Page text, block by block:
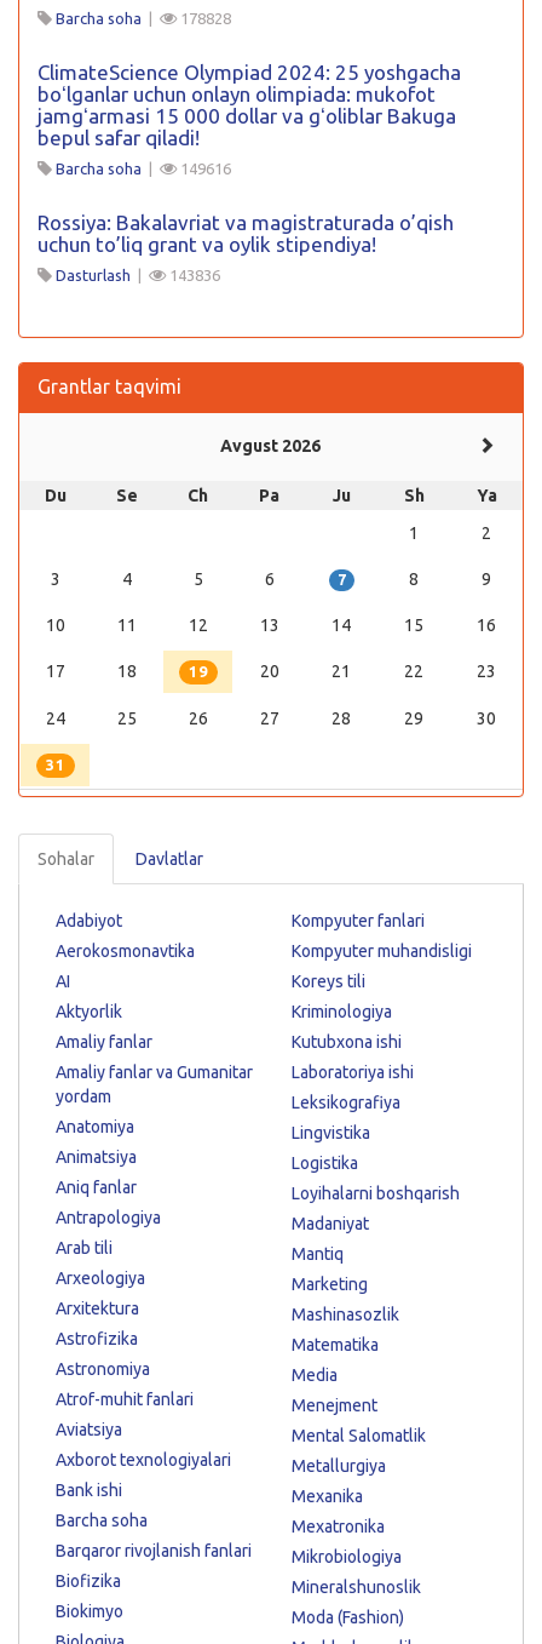
Barcha soha | 178828
ClimateScience Olympiad 2024: 25 yoshgacha
boʻlganlar uchun onlayn olimpiada: mukofot
jamgʻarmasi 15 000 dollar va gʻoliblar Bakuga
bepul safar qiladi!
Barcha soha | 149616
Rossiya: Bakalavriat va magistraturada o’qish
uchun to’liq grant va oylik stipendiya!
Dasturlash | 143836
Grantlar taqvimi
Avgust 2026
Du Se Ch Pa Ju Sh
Ya
1
2
3 4 5 6 7 8 9
10 11 12 13 14 15 16
17 18 19 20 21 22 23
24 25 26 27 28 29 30
31
Sohalar Davlatlar
Adabiyot
Aerokosmonavtika
AI
Aktyorlik
Amaliy fanlar
Amaliy fanlar va Gumanitar
yordam
Anatomiya
Animatsiya
Aniq fanlar
Antrapologiya
Arab tili
Arxeologiya
Arxitektura
Astrofizika
Astronomiya
Atrof-muhit fanlari
Aviatsiya
Axborot texnologiyalari
Bank ishi
Barcha soha
Barqaror rivojlanish fanlari
Biofizika
Biokimyo
Kompyuter fanlari
Kompyuter muhandisligi
Koreys tili
Kriminologiya
Kutubxona ishi
Laboratoriya ishi
Leksikografiya
Lingvistika
Logistika
Loyihalarni boshqarish
Madaniyat
Mantiq
Marketing
Mashinasozlik
Matematika
Media
Menejment
Mental Salomatlik
Metallurgiya
Mexanika
Mexatronika
Mikrobiologiya
Mineralshunoslik
Moda (Fashion)